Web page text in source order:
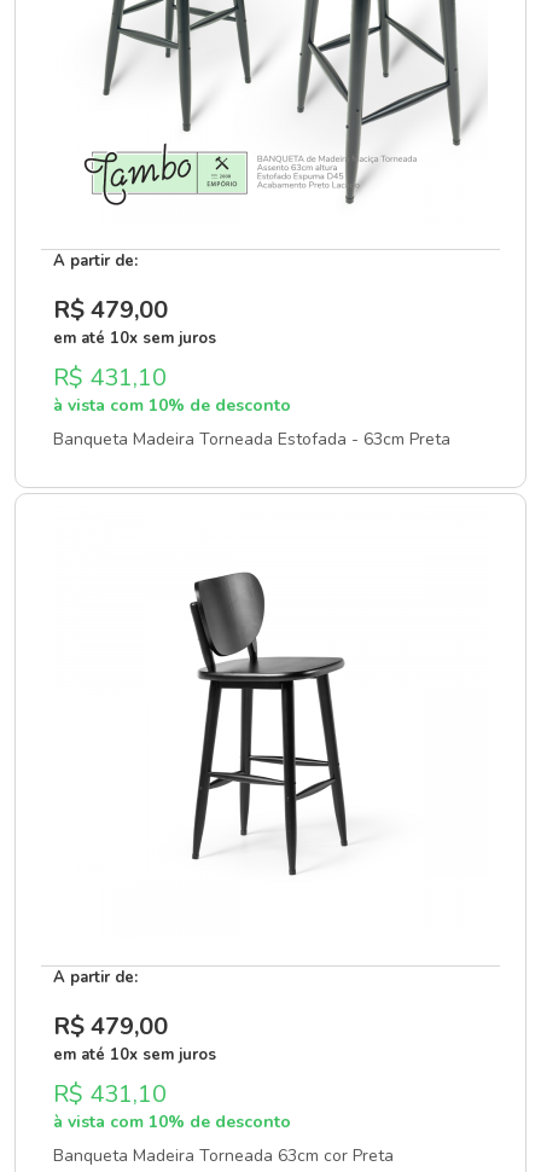
A partir de:
R$ 479,00
em até 10x sem juros
R$ 431,10
à vista com 10% de desconto
Banqueta Madeira Torneada Estofada - 63cm Preta
A partir de:
R$ 479,00
em até 10x sem juros
R$ 431,10
à vista com 10% de desconto
Banqueta Madeira Torneada 63cm cor Preta